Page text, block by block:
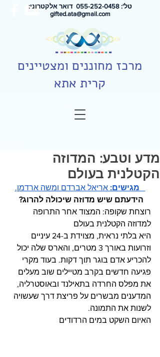
טל': 0 55-252-0458
דואר אלקטרוני:
gifted.ata@gmail.com
מרכז מחוננים ומצטיינים
קרית אתא
מדע וטבע: המדוזה
הקטלנית בעולם
מגישים: אריאל אברדם ומשה ארדמן.
הידעתם שיש מדוזה שיכולה להרוג?
רוצחת שקופה: המצוד אחר התרופה
למדוזה הקטלנית בעולם
היא בלתי נראית, מצוידת ב-24 עיניים
וזרועות באורך 3 מטרים, והארס שלה יכול
להכריע אדם בוגר תוך דקות. בעוד מקרי
פגיעה חדשים בקרב מטיילים שוב מעלים
את מפלס החרדה בתאילנד ובאוסטרליה,
המדענים מבשרים על פריצת דרך שעשויה
לשנות את התמונה.
האיום השקט במים הרדודים